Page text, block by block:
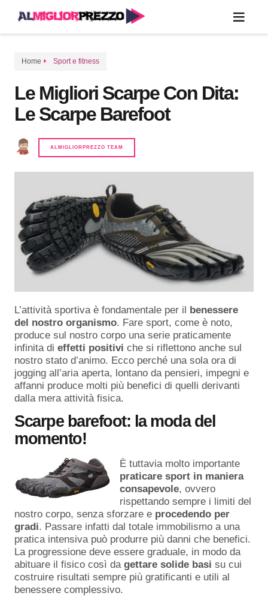
Home Sport e fitness
Le Migliori Scarpe Con Dita:
Le Scarpe Barefoot
ALMIGLIORPREZZO TEAM
L’attività sportiva è fondamentale per il benessere
del nostro organismo. Fare sport, come è noto,
produce sul nostro corpo una serie praticamente
infinita di effetti positivi che si riflettono anche sul
nostro stato d’animo. Ecco perché una sola ora di
jogging all’aria aperta, lontano da pensieri, impegni e
affanni produce molti più benefici di quelli derivanti
dalla mera attività fisica.
Scarpe barefoot: la moda del
momento!
È tuttavia molto importante
praticare sport in maniera
consapevole, ovvero
rispettando sempre i limiti del
nostro corpo, senza sforzare e procedendo per
gradi. Passare infatti dal totale immobilismo a una
pratica intensiva può produrre più danni che benefici.
La progressione deve essere graduale, in modo da
abituare il fisico così da gettare solide basi su cui
costruire risultati sempre più gratificanti e utili al
benessere complessivo.